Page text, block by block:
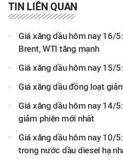
TIN LIÊN QUAN
Giá xăng dầu hôm nay 16/
Brent, WTI tăng mạnh
Giá xăng dầu hôm nay 15/
Giá xăng dầu đồng loạt
Giá xăng dầu hôm nay 14/
giảm phiên mới nhất
Giá xăng dầu hôm nay 10/
trong nước dầu diesel hạ